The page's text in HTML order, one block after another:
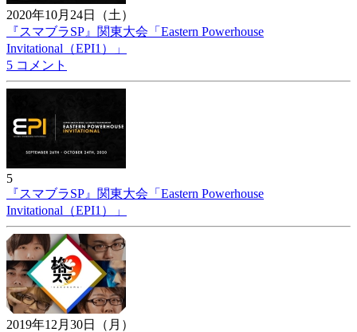
2020年10月24日（土）
『スマブラSP』関東大会「Eastern Powerhouse
Invitational（EPI1）」
5 コメント
5
『スマブラSP』関東大会「Eastern Powerhouse
Invitational（EPI1）」
2019年12月30日（月）